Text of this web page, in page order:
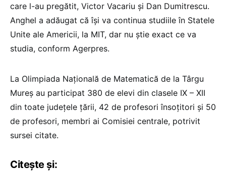
care l-au pregătit, Victor Vacariu şi Dan Dumitrescu.
Anghel a adăugat că îşi va continua studiile în Statele
Unite ale Americii, la MIT, dar nu ştie exact ce va
studia, conform Agerpres.
La Olimpiada Naţională de Matematică de la Târgu
Mureş au participat 380 de elevi din clasele IX – XII
din toate judeţele ţării, 42 de profesori însoţitori şi 50
de profesori, membri ai Comisiei centrale, potrivit
sursei citate.
Citește și: